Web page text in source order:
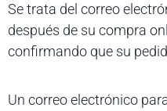
Se trata del correo
después de su compra
confirmando que su
Un correo electrónico